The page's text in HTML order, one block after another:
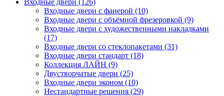
Входные двери с фанерой (10)
Входные двери с объёмной фрезеровкой (9)
Входные двери с художественными накладками
(17)
Входные двери со стеклопакетами (31)
Входные двери стандарт (18)
Коллекция ЛАЙН (9)
Двустворчатые двери (25)
Входные двери эконом (10)
Нестандартные решения (29)